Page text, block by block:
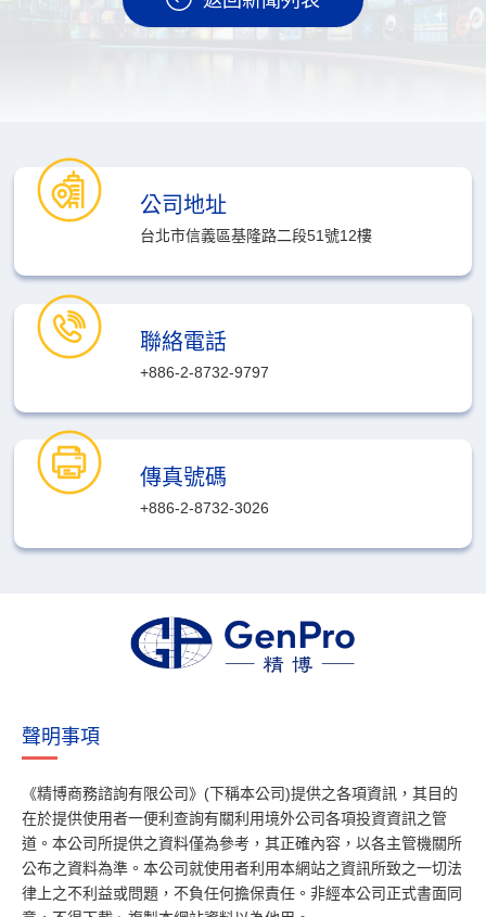
公司地址
台北市信義區基隆路二段51號12樓
聯絡電話
+886-2-8732-9797
傳真號碼
+886-2-8732-3026
聲明事項
《精博商務諮詢有限公司》(下稱本公司)提供之各項資訊，其目的
在於提供使用者一便利查詢有關利用境外公司各項投資資訊之管
道。本公司所提供之資料僅為參考，其正確內容，以各主管機關所
公布之資料為準。本公司就使用者利用本網站之資訊所致之一切法
律上之不利益或問題，不負任何擔保責任。非經本公司正式書面同